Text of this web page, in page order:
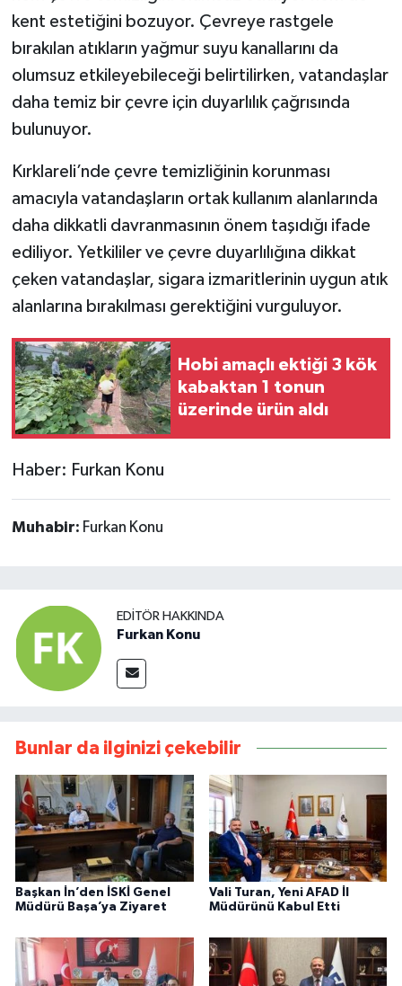
kent estetiğini bozuyor. Çevreye rastgele
bırakılan atıkların yağmur suyu kanallarını da
olumsuz etkileyebileceği belirtilirken, vatandaşlar
daha temiz bir çevre için duyarlılık çağrısında
bulunuyor.
Kırklareli’nde çevre temizliğinin korunması
amacıyla vatandaşların ortak kullanım alanlarında
daha dikkatli davranmasının önem taşıdığı ifade
ediliyor. Yetkililer ve çevre duyarlılığına dikkat
çeken vatandaşlar, sigara izmaritlerinin uygun atık
alanlarına bırakılması gerektiğini vurguluyor.
Hobi amaçlı ektiği 3 kök
kabaktan 1 tonun
üzerinde ürün aldı
Haber: Furkan Konu
Muhabir: Furkan Konu
EDITÖR HAKKINDA
Furkan Konu
Bunlar da ilginizi çekebilir
Başkan İn’den İSKİ Genel
Müdürü Başa’ya Ziyaret
Vali Turan, Yeni AFAD İl
Müdürünü Kabul Etti